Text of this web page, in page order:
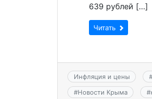
639 рублей […]
Читать
Инфляция и цены
#Новости Крыма #